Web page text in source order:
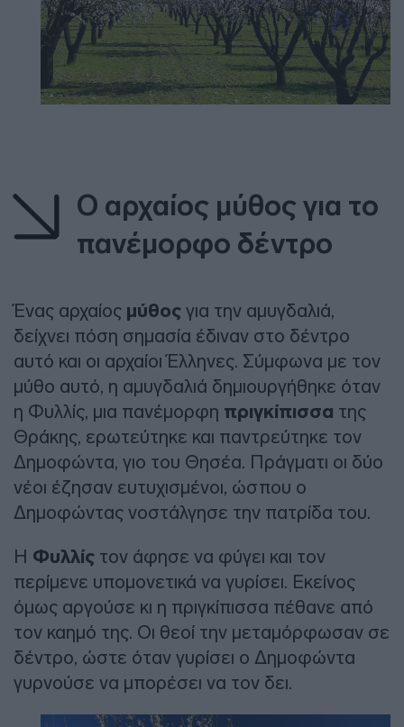
Ο αρχαίος μύθος για το
πανέμορφο δέντρο
Ένας αρχαίος μύθος για την αμυγδαλιά,
δείχνει πόση σημασία έδιναν στο δέντρο
αυτό και οι αρχαίοι Έλληνες. Σύμφωνα με τον
μύθο αυτό, η αμυγδαλιά δημιουργήθηκε όταν
η Φυλλίς, μια πανέμορφη πριγκίπισσα της
Θράκης, ερωτεύτηκε και παντρεύτηκε τον
Δημοφώντα, γιο του Θησέα. Πράγματι οι δύο
νέοι έζησαν ευτυχισμένοι, ώσπου ο
Δημοφώντας νοστάλγησε την πατρίδα του.
Η Φυλλίς τον άφησε να φύγει και τον
περίμενε υπομονετικά να γυρίσει. Εκείνος
όμως αργούσε κι η πριγκίπισσα πέθανε από
τον καημό της. Οι θεοί την μεταμόρφωσαν σε
δέντρο, ώστε όταν γυρίσει ο Δημοφώντα
γυρνούσε να μπορέσει να τον δει.